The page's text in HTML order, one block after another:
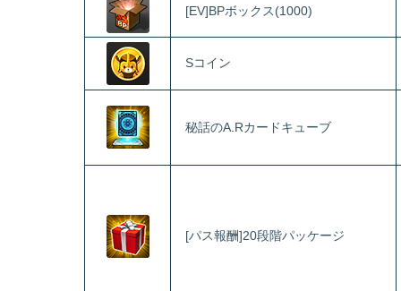
[EV]BPボックス(1000)
Sコイン
秘話のA.Rカードキューブ
[パス報酬]20段階パッケージ